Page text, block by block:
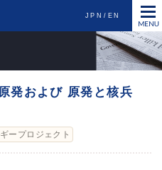
JPN EN
発および 原発と核兵
ープロジェクト